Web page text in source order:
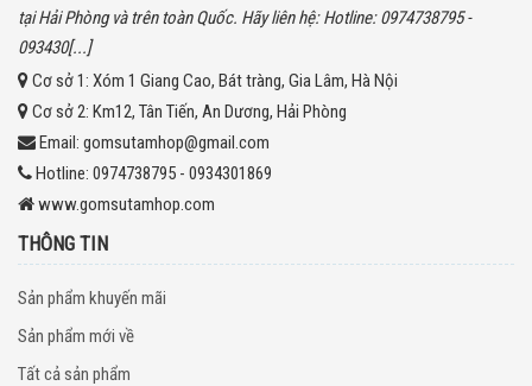
tại Hải Phòng và trên toàn Quốc. Hãy liên hệ: Hotline: 0974738795 -
093430[...]
Cơ sở 1: Xóm 1 Giang Cao, Bát tràng, Gia Lâm, Hà Nội
Cơ sở 2: Km12, Tân Tiến, An Dương, Hải Phòng
Email: gomsutamhop@gmail.com
Hotline: 0974738795 - 0934301869
www.gomsutamhop.com
THÔNG TIN
Sản phẩm khuyến mãi
Sản phẩm mới về
Tất cả sản phẩm